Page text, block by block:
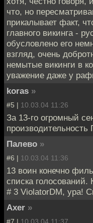
что, но
прикалывает факт,
главного викинга -
обусловлено его
взгляд, очень
немытые викинги в
уважение даже у
koras »
#5 | 10.03.04 11:26
За 13-го огромный
производительность
Палево »
#6 | 10.03.04 11:36
13 воин конечно
списка голосований.
# 3 ViolatorDM, ура!
Axer »